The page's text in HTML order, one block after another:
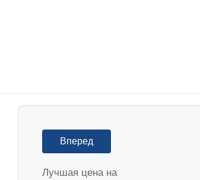
Вперед
Лучшая цена на